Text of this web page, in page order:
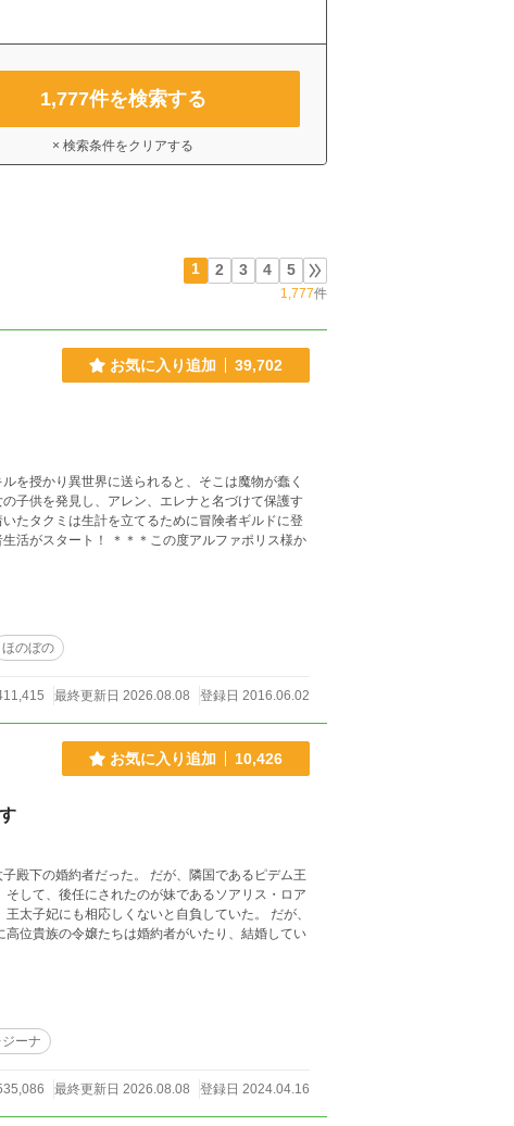
1,777件を検索する
× 検索条件をクリアする
1 2 3 4 5
1,777件
お気に入り追加 39,702
を授かり異世界に送られると、そこは魔物が蠢く
子供を発見し、アレン、エレナと名づけて保護す
たタクミは生計を立てるために冒険者ギルドに登
度アルファポリス様か
ほのぼの
最終更新日 2026.08.08 登録日 2016.06.02
お気に入り追加 10,426
。 だが、隣国であるピデム王
して、後任にされたのが妹であるソアリス・ロア
位貴族の令嬢たちは婚約者がいたり、結婚してい
ジーナ
最終更新日 2026.08.08 登録日 2024.04.16